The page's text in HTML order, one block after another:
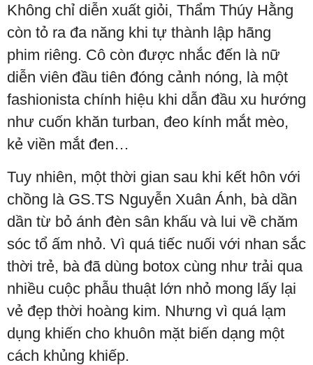
Không chỉ diễn xuất giỏi, Thẩm Thúy Hằng
còn tỏ ra đa năng khi tự thành lập hãng
phim riêng. Cô còn được nhắc đến là nữ
diễn viên đầu tiên đóng cảnh nóng, là một
fashionista chính hiệu khi dẫn đầu xu hướng
như cuốn khăn turban, đeo kính mắt mèo,
kẻ viền mắt đen…
Tuy nhiên, một thời gian sau khi kết hôn với
chồng là GS.TS Nguyễn Xuân Ánh, bà dần
dần từ bỏ ánh đèn sân khấu và lui về chăm
sóc tổ ấm nhỏ. Vì quá tiếc nuối với nhan sắc
thời trẻ, bà đã dùng botox cùng như trải qua
nhiều cuộc phẫu thuật lớn nhỏ mong lấy lại
vẻ đẹp thời hoàng kim. Nhưng vì quá lạm
dụng khiến cho khuôn mặt biến dạng một
cách khủng khiếp.